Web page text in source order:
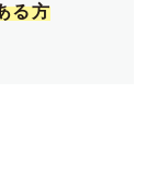
る方